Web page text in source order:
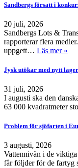
Sandbergs försatt i
20 juli, 2026
Sandbergs Lots &
rapporterar flera
uppgett… Läs mer »
Jysk utökar med nytt lager
31 juli, 2026
I augusti ska den
63 000 kvadratmeter
Problem för sjöfarten i
3 augusti, 2026
Vattennivån i de
får följder för de fartyg